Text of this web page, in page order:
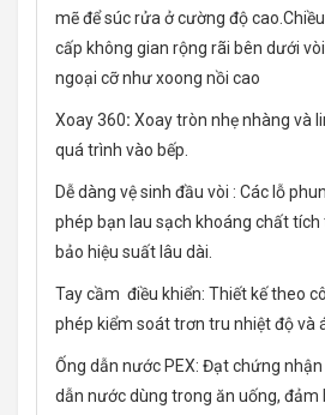
mẽ để súc rửa ở cường độ
cấp không gian rộng rãi bên dưới
ngoại cỡ như xoong nồi cao
Xoay 360: Xoay tròn nhẹ nhàng và
quá trình vào bếp.
Dễ dàng vệ sinh đầu vòi : Các lỗ
phép bạn lau sạch khoáng chất tích
bảo hiệu suất lâu dài.
Tay cầm điều khiển: Thiết kế theo
phép kiểm soát trơn tru nhiệt độ và
Ống dẫn nước PEX: Đạt chứng nhận
dẫn nước dùng trong ăn uống, đảm